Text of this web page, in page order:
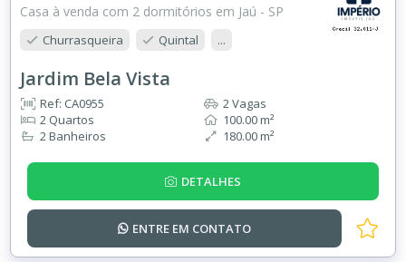
Casa à venda com 2 dormitórios em Jaú - SP
Churrasqueira Quintal ...
Jardim Bela Vista
Ref: CA0955
2 Quartos
2 Banheiros
2 Vagas
100.00 m²
180.00 m²
DETALHES
ENTRE EM CONTATO